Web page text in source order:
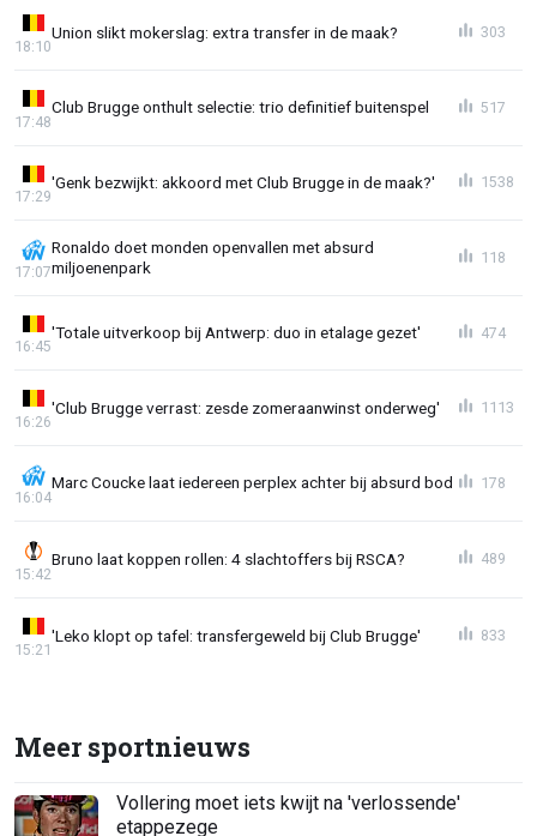
Union slikt mokerslag: extra transfer in de maak?
18:10
303
Club Brugge onthult selectie: trio definitief buitenspel
17:48
517
'Genk bezwijkt: akkoord met Club Brugge in de maak?'
17:29
1538
Ronaldo doet monden openvallen met absurd
miljoenenpark
17:07
118
'Totale uitverkoop bij Antwerp: duo in etalage gezet'
16:45
474
'Club Brugge verrast: zesde zomeraanwinst onderweg'
16:26
1113
Marc Coucke laat iedereen perplex achter bij absurd bod
16:04
178
Bruno laat koppen rollen: 4 slachtoffers bij RSCA?
15:42
489
'Leko klopt op tafel: transfergeweld bij Club Brugge'
15:21
833
Meer sportnieuws
Vollering moet iets kwijt na 'verlossende'
etappezege